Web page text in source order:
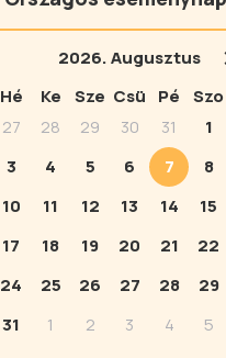
2026.Augusztus
Hé
Ke Sze Csü Pé Szo
27
28 29 30 31 1
3
4 5 6 7 8
10
11 12 13 14 15
17
18 19 20 21 22
24
25 26 27 28 29
31
1 2 3 4 5